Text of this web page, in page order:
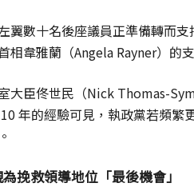
翼數十名後座議員正準備轉而
相韋雅蘭（Angela Rayner）的
大臣佟世民（Nick Thomas-
年的經驗可見，執政黨若頻繁
挽救領導地位「最後機會」